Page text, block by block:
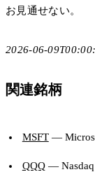
お見通せない。
2026-06-
関連銘柄
MSFT—
QQQ— Nasdaq